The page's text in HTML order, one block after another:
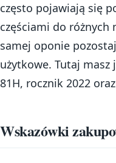
często pojawiają się
częściami do różnych
samej oponie
użytkowe. Tutaj masz
81H, rocznik 2022
Wskazówki